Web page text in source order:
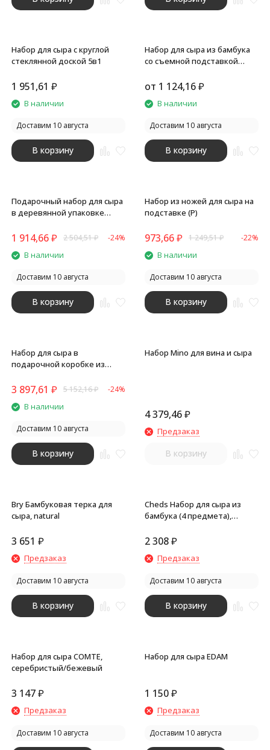
Набор для сыра с круглой
стеклянной доской 5в1
1 951,61 ₽
В наличии
Доставим 10 августа
В корзину
Набор для сыра из бамбука
со съемной подставкой
от 1 124,16₽
В наличии
Доставим 10 августа
В корзину
Подарочный набор для сыра
в деревянной упаковке
1 914,66₽ 2 504,51₽ -24%
В наличии
Доставим 10 августа
В корзину
Набор из ножей для сыра на
подставке (P)
973,66₽ 1 249,51₽ -22%
В наличии
Доставим 10 августа
В корзину
Набор для сыра в
подарочной коробке из
3 897,61 ₽ 5 152,16₽ -24%
В наличии
Доставим 10 августа
В корзину
Набор Mino для вина и сыра
4 379,46₽
Предзаказ
В корзину
Bry Бамбуковая терка для
сыра, natural
3 651 ₽
Предзаказ
Доставим 10 августа
В корзину
Cheds Набор для сыра из
бамбука (4 предмета),
2 308₽
Предзаказ
Доставим 10 августа
В корзину
Набор для сыра COMTE,
серебристый/бежевый
3 147₽
Предзаказ
Доставим 10 августа
Набор для сыра EDAM
1 150₽
Предзаказ
Доставим 10 августа